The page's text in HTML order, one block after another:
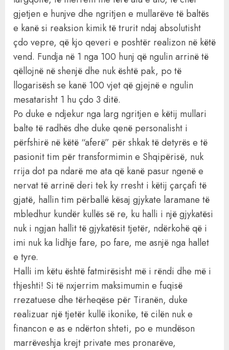
gjetjen e hunjve dhe ngritjen e mullarëve të baltës
e kanë si reaksion kimik të trurit ndaj absolutisht
çdo vepre, që kjo qeveri e poshtër realizon në këtë
vend. Fundja në 1 nga 100 hunj që ngulin arrinë të
qëllojnë në shenjë dhe nuk është pak, po të
llogarisësh se kanë 100 vjet që gjejnë e ngulin
mesatarisht 1 hu çdo 3 ditë.
Po duke e ndjekur nga larg ngritjen e këtij mullari
balte të radhës dhe duke qenë personalisht i
përfshirë në këtë “aferë” për shkak të detyrës e të
pasionit tim për transformimin e Shqipërisë, nuk
rrija dot pa ndarë me ata që kanë pasur ngenë e
nervat të arrinë deri tek ky rresht i këtij çarçafi të
gjatë, hallin tim përballë kësaj gjykate laramane të
mbledhur kundër kullës së re, ku halli i një gjykatësi
nuk i ngjan hallit të gjykatësit tjetër, ndërkohë që i
imi nuk ka lidhje fare, po fare, me asnjë nga hallet
e tyre.
Halli im këtu është fatmirësisht më i rëndi dhe më i
thjeshti! Si të nxjerrim maksimumin e fuqisë
rrezatuese dhe tërheqëse për Tiranën, duke
realizuar një tjetër kullë ikonike, të cilën nuk e
financon e as e ndërton shteti, po e mundëson
marrëveshja krejt private mes pronarëve,